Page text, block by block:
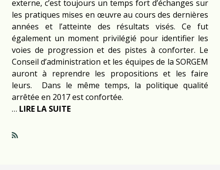
externe, c’est toujours un temps fort d’échanges sur
les pratiques mises en œuvre au cours des dernières
années et l’atteinte des résultats visés. Ce fut
également un moment privilégié pour identifier les
voies de progression et des pistes à conforter. Le
Conseil d’administration et les équipes de la SORGEM
auront à reprendre les propositions et les faire
leurs. Dans le même temps, la politique qualité
arrêtée en 2017 est confortée.
… LIRE LA SUITE